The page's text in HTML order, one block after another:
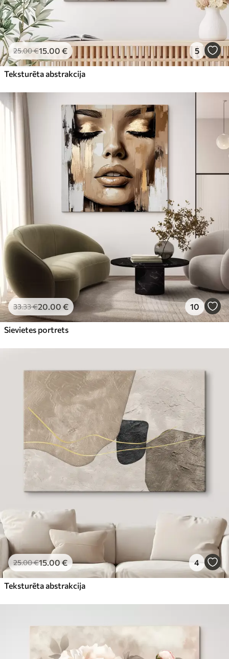
25.00€15.00 € 5
Teksturēta abstrakcija
33.33€20.00 € 10
Sievietes portrets
25.00€15.00€ 4
Teksturēta abstrakcija